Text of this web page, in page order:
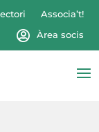
Associa’t!
Àrea socis